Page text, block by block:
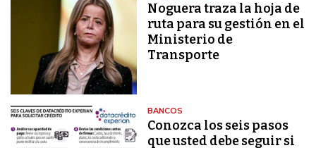
Noguera traza la hoja de
ruta para su gestión en el
Ministerio de
Transporte
BANCOS
Conozca los seis pasos
que usted debe seguir si